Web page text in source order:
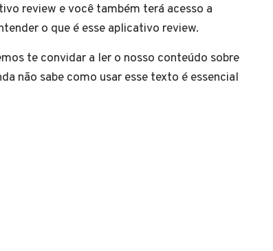
review e você também terá acesso a
o que é esse aplicativo review.
te convidar a ler o nosso conteúdo sobre
não sabe como usar esse texto é essencial